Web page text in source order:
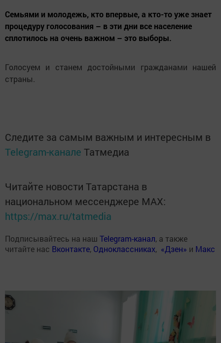
Семьями и молодежь, кто впервые, а кто-то уже знает
процедуру голосования – в эти дни все население
сплотилось на очень важном – это выборы.
Голосуем и станем достойными гражданами нашей
страны.
Следите за самым важным и интересным в
Telegram-канале Татмедиа
Читайте новости Татарстана в
национальном мессенджере MАХ:
https://max.ru/tatmedia
Подписывайтесь на наш Telegram-канал, а также
читайте нас Вконтакте, Одноклассниках, «Дзен» и Макс